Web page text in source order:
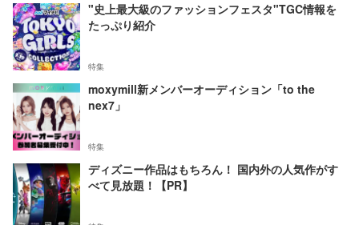
"史上最大級のファッションフェスタ"TGC情報を
たっぷり紹介
特集
moxymill新メンバーオーディション「to the
nex7」
特集
ディズニー作品はもちろん！ 国内外の人気作がす
べて見放題！【PR】